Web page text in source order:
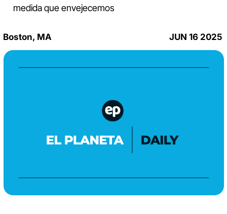
medida que envejecemos
Boston, MA JUN 16 2025